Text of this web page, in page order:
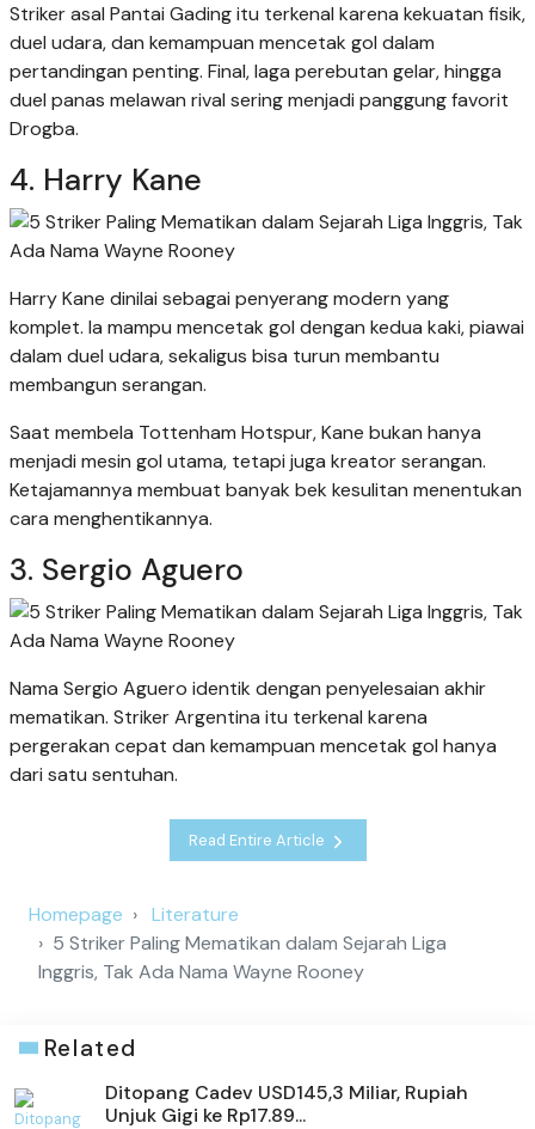
Striker asal Pantai Gading itu terkenal karena kekuatan fisik,
duel udara, dan kemampuan mencetak gol dalam
pertandingan penting. Final, laga perebutan gelar, hingga
duel panas melawan rival sering menjadi panggung favorit
Drogba.
4. Harry Kane
Harry Kane dinilai sebagai penyerang modern yang
komplet. Ia mampu mencetak gol dengan kedua kaki, piawai
dalam duel udara, sekaligus bisa turun membantu
membangun serangan.
Saat membela Tottenham Hotspur, Kane bukan hanya
menjadi mesin gol utama, tetapi juga kreator serangan.
Ketajamannya membuat banyak bek kesulitan menentukan
cara menghentikannya.
3. Sergio Aguero
Nama Sergio Aguero identik dengan penyelesaian akhir
mematikan. Striker Argentina itu terkenal karena
pergerakan cepat dan kemampuan mencetak gol hanya
dari satu sentuhan.
Read Entire Article
Homepage
Literature
5 Striker Paling Mematikan dalam Sejarah Liga
Inggris, Tak Ada Nama Wayne Rooney
Related
Ditopang Cadev USD145,3 Miliar, Rupiah
Unjuk Gigi ke Rp17.89...